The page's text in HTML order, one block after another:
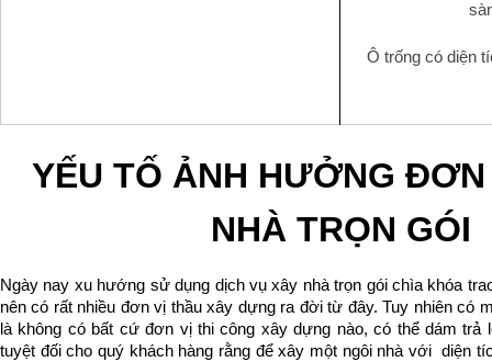
Ô trống có diện
YẾU TỐ ẢNH HƯỞNG
NHÀ TRỌN GÓI
Ngày nay xu hướng sử dụng dịch vụ xây nhà trọn gói chìa khóa
nên có rất nhiều đơn vị thầu xây dựng ra đời từ đây. Tuy nhiên có
là không có bất cứ đơn vị thi công xây dựng nào, có thể dám trả
tuyệt đối cho quý khách hàng rằng để xây một ngôi nhà với  diện